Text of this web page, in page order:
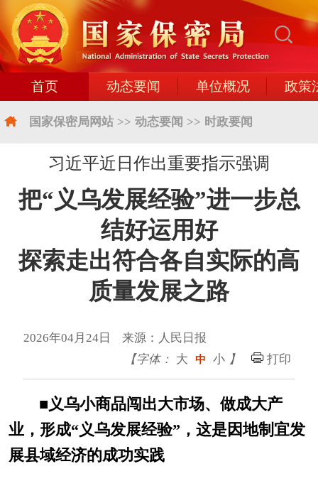
首页 动态要闻 单位概况 政策
国家保密局网站 >> 动态要闻 >> 时政要闻
习近平近日作出重要指示强调
把“义乌发展经验”进一步总
结好运用好
探索走出符合各自实际的高
质量发展之路
2026年04月24日 来源：人民日报
【字体： 大 中 小 】 打印
■义乌小商品闯出大市场、做成大产
业，形成“义乌发展经验”，这是因地制宜发
展县域经济的成功实践